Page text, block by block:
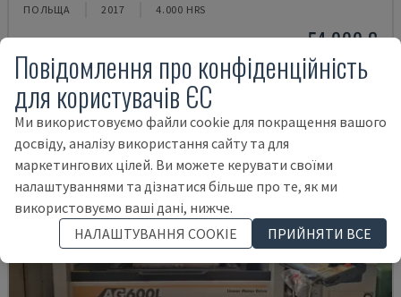
ПОЛЬЩА 2017 4.000 HRS
54.000 €
Повідомлення про конфіденційність
для користувачів ЄС
Ми використовуємо файли cookie для покращення вашого
досвіду, аналізу використання сайту та для
маркетингових цілей. Ви можете керувати своїми
налаштуваннями та дізнатися більше про те, як ми
використовуємо ваші дані, нижче.
НАЛАШТУВАННЯ COOKIE
ПРИЙНЯТИ ВСЕ